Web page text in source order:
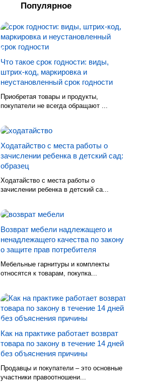
Популярное
Что такое срок годности: виды,
штрих-код, маркировка и
неустановленный срок годности
Приобретая товары и продукты,
покупатели не всегда обращают ...
Ходатайство с места работы о
зачислении ребенка в детский сад:
образец
Ходатайство с места работы о
зачислении ребенка в детский са...
Возврат мебели надлежащего и
ненадлежащего качества по закону
о защите прав потребителя
Мебельные гарнитуры и комплекты
относятся к товарам, покупка...
Как на практике работает возврат
товара по закону в течение 14 дней
без объяснения причины
Продавцы и покупатели – это основные
участники правоотношени...